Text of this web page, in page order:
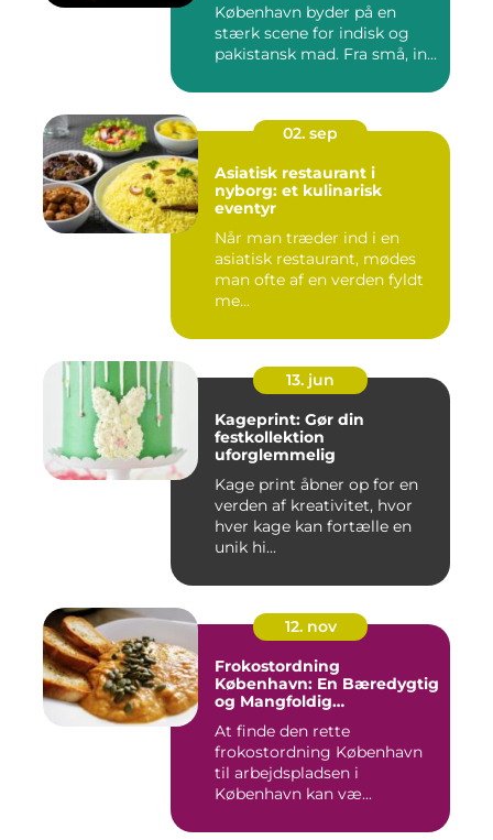
København byder på en
stærk scene for indisk og
pakistansk mad. Fra små, in...
02. sep
Asiatisk restaurant i
nyborg: et kulinarisk
eventyr
Når man træder ind i en
asiatisk restaurant, mødes
man ofte af en verden fyldt
me...
13. jun
Kageprint: Gør din
festkollektion
uforglemmelig
Kage print åbner op for en
verden af kreativitet, hvor
hver kage kan fortælle en
unik hi...
12. nov
Frokostordning
København: En Bæredygtig
og Mangfoldig
At finde den rette
frokostordning København
til arbejdspladsen i
København kan væ...